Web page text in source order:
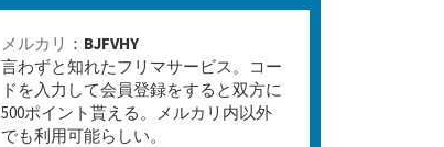
メルカリ ： BJFVHY
言わずと知れたフリマサービス。コー
ドを入力して会員登録をすると双方に
500ポイント貰える。メルカリ内以外
でも利用可能らしい。